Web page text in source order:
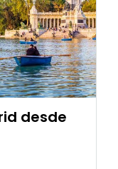
desde